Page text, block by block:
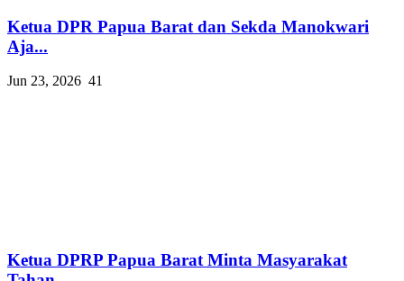
Ketua DPR Papua Barat dan Sekda Manokwari
Aja...
Jun 23, 2026 41
Ketua DPRP Papua Barat Minta Masyarakat